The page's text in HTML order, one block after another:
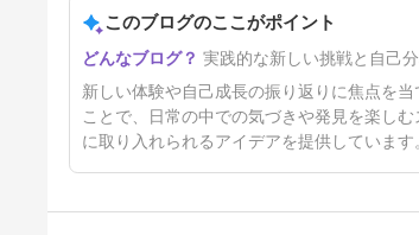
このブログのここがポイント
実践的な新しい挑戦と自己
新しい体験や自己成長の振り返りに焦点を
ことで、日常の中での気づきや発見を楽し
に取り入れられるアイデアを提供しています